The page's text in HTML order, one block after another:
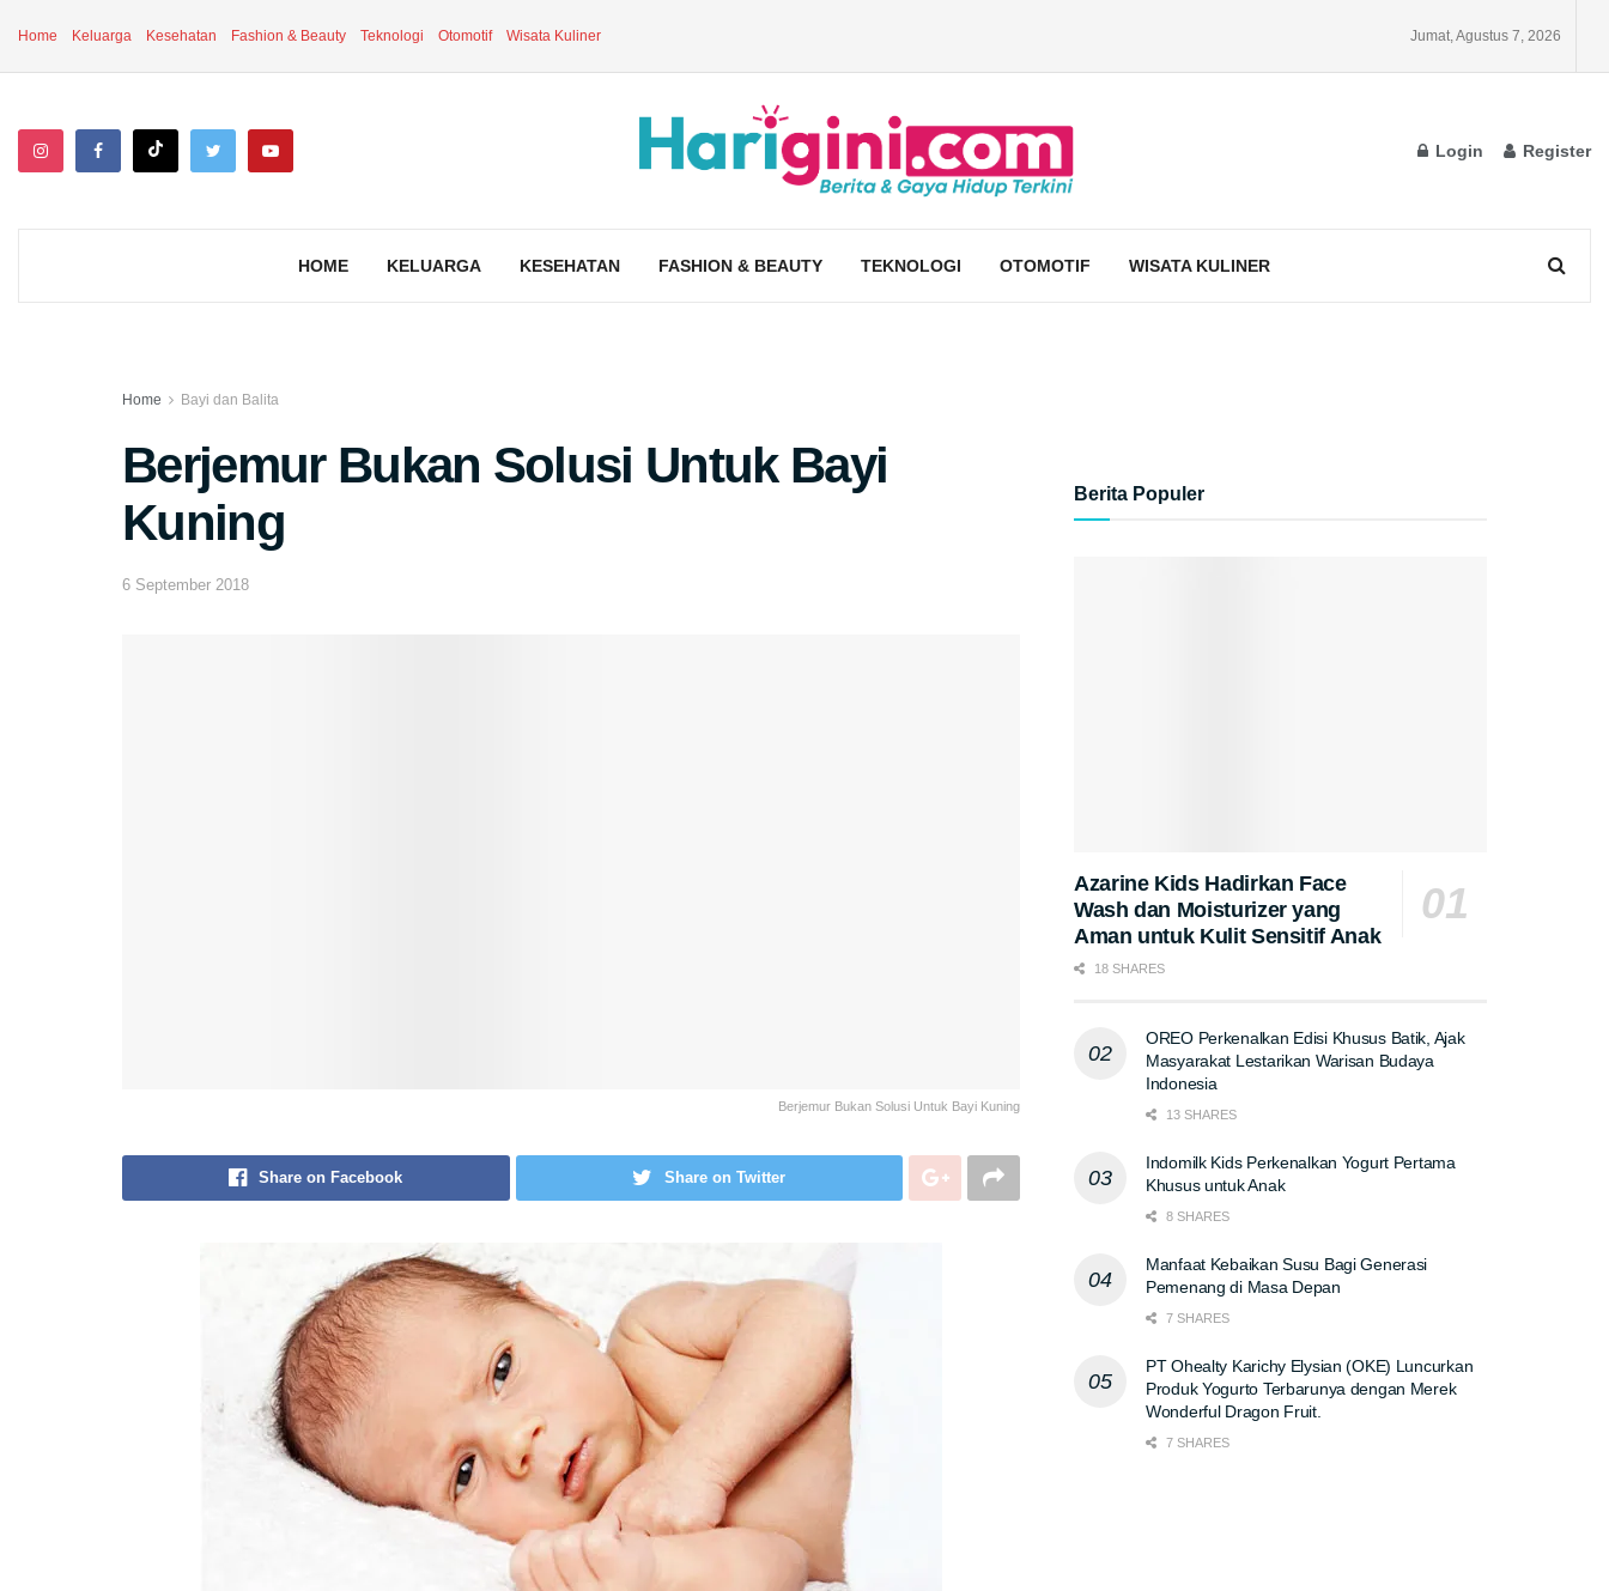
Home Keluarga Kesehatan Fashion & Beauty Teknologi Otomotif Wisata Kuliner Jumat, Agustus 7, 2026
Login Register
HOME KELUARGA KESEHATAN FASHION & BEAUTY TEKNOLOGI OTOMOTIF WISATA KULINER
Home Bayi dan Balita
Berjemur Bukan Solusi Untuk Bayi
Kuning
6 September 2018
Berjemur Bukan Solusi Untuk Bayi Kuning
Share on Facebook Share on Twitter
Berita Populer
Azarine Kids Hadirkan Face
Wash dan Moisturizer yang
Aman untuk Kulit Sensitif Anak
18 SHARES
OREO Perkenalkan Edisi Khusus Batik, Ajak
Masyarakat Lestarikan Warisan Budaya
Indonesia
13 SHARES
Indomilk Kids Perkenalkan Yogurt Pertama
Khusus untuk Anak
8 SHARES
Manfaat Kebaikan Susu Bagi Generasi
Pemenang di Masa Depan
7 SHARES
PT Ohealty Karichy Elysian (OKE) Luncurkan
Produk Yogurto Terbarunya dengan Merek
Wonderful Dragon Fruit.
7 SHARES